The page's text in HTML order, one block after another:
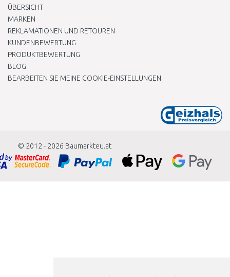
ÜBERSICHT
MARKEN
REKLAMATIONEN UND RETOUREN
KUNDENBEWERTUNG
PRODUKTBEWERTUNG
BLOG
BEARBEITEN SIE MEINE COOKIE-EINSTELLUNGEN
© 2012 - 2026 Baumarkteu.at